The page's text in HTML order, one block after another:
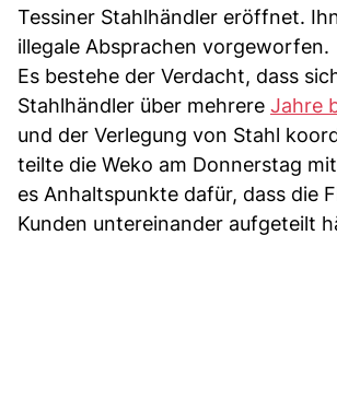
Tessiner Stahlhändler eröffnet.
illegale Absprachen vorgeworfen.
Es bestehe der Verdacht, dass
Stahlhändler über mehrere Jahre
und der Verlegung von Stahl
teilte die Weko am Donnerstag
es Anhaltspunkte dafür, dass die
Kunden untereinander aufgeteilt